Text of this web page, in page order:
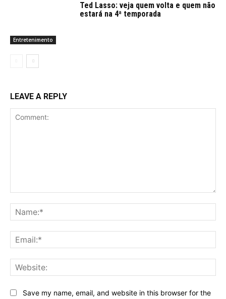
Entretenimento
Ted Lasso: veja quem volta e quem não
estará na 4ª temporada
LEAVE A REPLY
Save my name, email, and website in this browser for the